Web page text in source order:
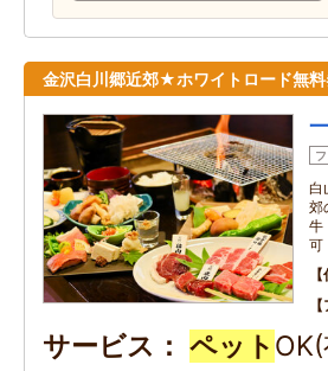
金沢白川郷近郊★ホワイトロード無
白
郊
牛
可
サービス ペット